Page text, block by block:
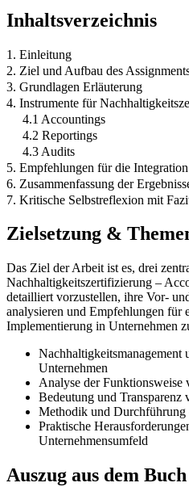
Inhaltsverzeichnis
1. Einleitung
2. Ziel und Aufbau des
3. Grundlagen Erläuterung
4. Instrumente für
4.1 Accountings
4.2 Reportings
4.3 Audits
5. Empfehlungen für die
6. Zusammenfassung der
7. Kritische Selbstreflexion mit
Zielsetzung &
Das Ziel der Arbeit ist es, drei
Nachhaltigkeitszertifizierung –
detailliert vorzustellen, ihre Vor-
analysieren und Empfehlungen für
Implementierung in Unternehmen
Nachhaltigkeitsmanagement
Unternehmen
Analyse der
Bedeutung und Transparenz
Methodik und
Praktische
Unternehmensumfeld
Auszug aus dem Buch